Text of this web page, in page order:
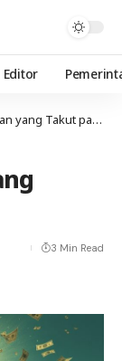
Editor
Takut pada Kritik
3 Min Read